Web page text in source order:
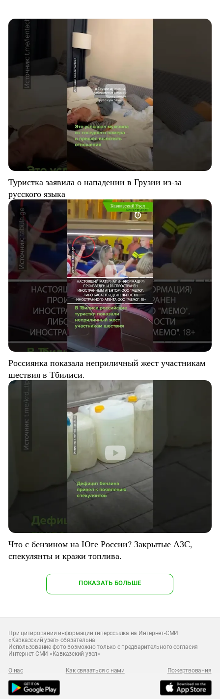
Туристка заявила о нападении в Грузии из-за
русского языка
Россиянка показала неприличный жест участникам
шествия в Тбилиси.
Что с бензином на Юге России? Закрытые АЗС,
спекулянты и кражи топлива.
ПОКАЗАТЬ БОЛЬШЕ
При цитировании информации гиперссылка на Интернет-СМИ
«Кавказский узел» обязательна
Использование фото возможно только с предварительного согласия
Интернет-СМИ «Кавказский узел»
О нас Как связаться с нами Пожертвования